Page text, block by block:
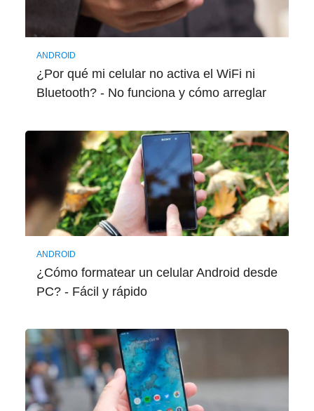
ANDROID
¿Por qué mi celular no activa el WiFi ni
Bluetooth? - No funciona y cómo arreglar
ANDROID
¿Cómo formatear un celular Android desde
PC? - Fácil y rápido